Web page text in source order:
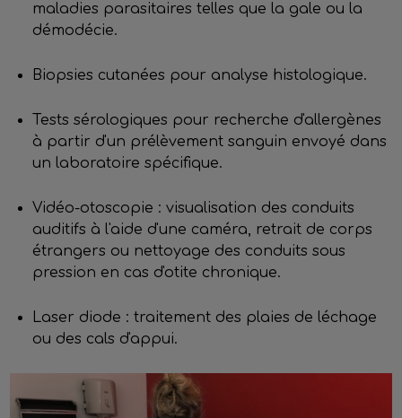
maladies parasitaires telles que la gale ou la
démodécie.
Biopsies cutanées pour analyse histologique.
Tests sérologiques pour recherche d'allergènes
à partir d'un prélèvement sanguin envoyé dans
un laboratoire spécifique.
Vidéo-otoscopie : visualisation des conduits
auditifs à l'aide d'une caméra, retrait de corps
étrangers ou nettoyage des conduits sous
pression en cas d'otite chronique.
Laser diode : traitement des plaies de léchage
ou des cals d'appui.